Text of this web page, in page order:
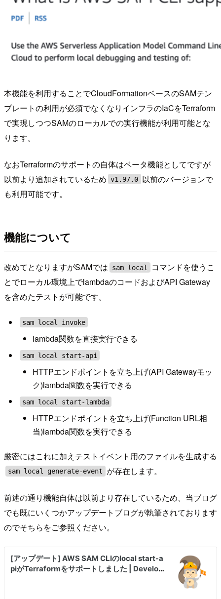
本機能を利用することでCloudFormationベースのSAMテン
プレートの利用が必須でなくなりインフラのIaCをTerraform
で実現しつつSAMのローカルでの実行機能が利用可能とな
ります。
なおTerraformのサポートの自体はベータ機能としてですが
以前より追加されているため v1.97.0 以前のバージョンで
も利用可能です。
機能について
改めてとなりますがSAMでは sam local
コマンドを使うこ
とでローカル環境上でlambdaのコードおよびAPI Gateway
を含めたテストが可能です。
sam local invoke
lambda関数を直接実行できる
sam local start-api
HTTPエンドポイントを立ち上げ(API Gatewayモッ
ク)lambda関数を実行できる
sam local start-lambda
HTTPエンドポイントを立ち上げ(Function URL相
当)lambda関数を実行できる
厳密にはこれに加えテストイベント用のファイルを生成する
sam local generate-event が存在します。
前述の通り機能自体は以前より存在しているため、当ブログ
でも既にいくつかアップデートブログが執筆されております
のでそちらをご参照ください。